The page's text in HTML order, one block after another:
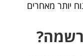
יותר מאחרים